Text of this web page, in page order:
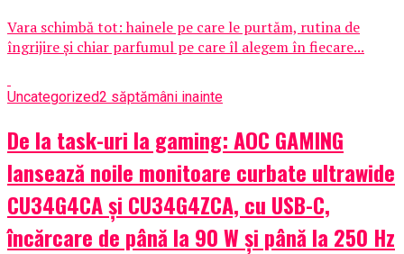
Vara schimbă tot: hainele pe care le purtăm, rutina de
îngrijire și chiar parfumul pe care îl alegem în fiecare...
Uncategorized2 săptămâni inainte
De la task-uri la gaming: AOC GAMING
lansează noile monitoare curbate ultrawide
CU34G4CA și CU34G4ZCA, cu USB-C,
încărcare de până la 90 W și până la 250 Hz